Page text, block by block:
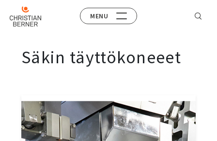
MENU
Säkin täyttökoneeet